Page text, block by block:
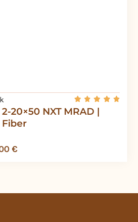
20×50 NXT MRAD |
€